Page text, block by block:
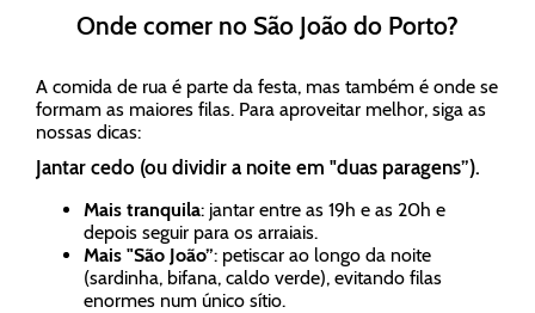
Onde comer no São João do Porto?
A comida de rua é parte da festa, mas também é onde se
formam as maiores filas. Para aproveitar melhor, siga as
nossas dicas:
Jantar cedo (ou dividir a noite em "duas paragens”).
Mais tranquila: jantar entre as 19h e as 20h e
depois seguir para os arraiais.
Mais "São João”: petiscar ao longo da noite
(sardinha, bifana, caldo verde), evitando filas
enormes num único sítio.